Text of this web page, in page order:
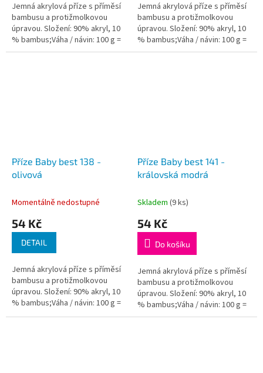
Jemná akrylová příze s příměsí
bambusu a protižmolkovou
úpravou. Složení: 90% akryl, 10
% bambus;Váha / návin: 100 g =
240 m;Doporučená velikost
Jemná akrylová příze s příměsí
bambusu a protižmolkovou
úpravou. Složení: 90% akryl, 10
% bambus;Váha / návin: 100 g =
240 m;Doporučená velikost
Příze Baby best 138 -
olivová
Momentálně nedostupné
54 Kč
DETAIL
Jemná akrylová příze s příměsí
bambusu a protižmolkovou
úpravou. Složení: 90% akryl, 10
% bambus;Váha / návin: 100 g =
240 m;Doporučená velikost
Příze Baby best 141 -
královská modrá
Skladem (9 ks)
54 Kč
Do košíku
Jemná akrylová příze s příměsí
bambusu a protižmolkovou
úpravou. Složení: 90% akryl, 10
% bambus;Váha / návin: 100 g =
240 m;Doporučená velikost